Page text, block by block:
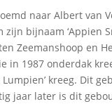
naar Albert van
bijnaam ‘Appien
Zeemanshoop en
in 1987 onderdak
kreeg. Dit
jaar later is dit